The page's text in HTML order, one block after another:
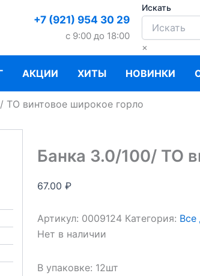
+7 (921) 954 30 29
c 9:00 до 18:00
Искать
×
АКЦИИ ХИТЫ НОВИНКИ
ТО винтовое широкое горло
Банка 3.0/100/ ТО
67.00 ₽
Артикул: 0009124 Категория: Все
Нет в наличии
В упаковке: 12шт